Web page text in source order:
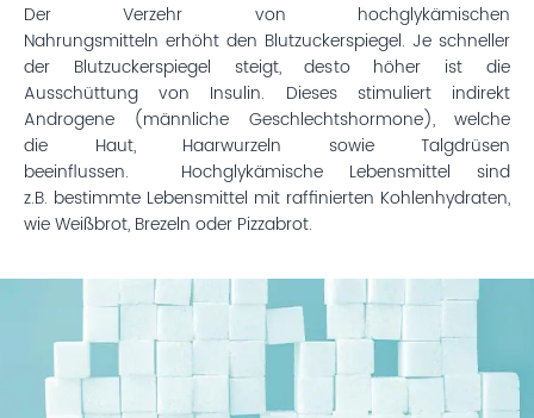
Der Verzehr von hochglykämischen
Nahrungsmitteln erhöht den Blutzuckerspiegel. Je schneller
der Blutzuckerspiegel steigt, desto höher ist die
Ausschüttung von Insulin. Dieses stimuliert indirekt
Androgene (männliche Geschlechtshormone), welche
die Haut, Haarwurzeln sowie Talgdrüsen
beeinflussen. Hochglykämische Lebensmittel sind
z.B. bestimmte Lebensmittel mit raffinierten Kohlenhydraten,
wie Weißbrot, Brezeln oder Pizzabrot.